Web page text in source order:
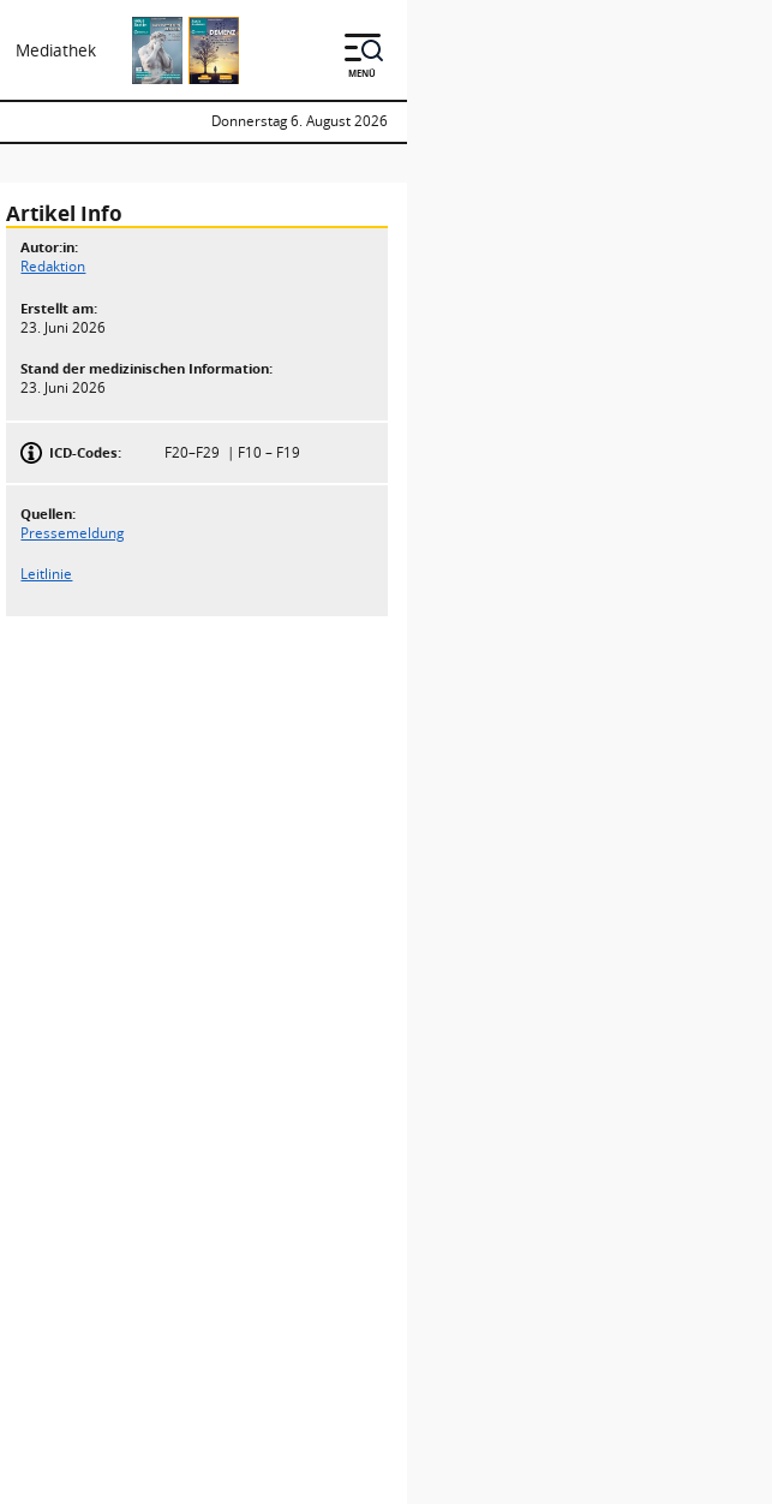
Mediathek
MENÜ
Donnerstag 6. August 2026
Artikel Info
Autor:in:
Redaktion
Erstellt am:
23. Juni 2026
Stand der medizinischen Information:
23. Juni 2026
ICD-Codes: F20–F29 F10 – F19
Quellen:
Pressemeldung
Leitlinie